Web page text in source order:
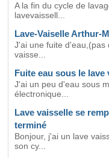
A la fin du cycle de
lavevaissell...
Lave-Vaiselle Arthur-
J'ai une fuite d'eau,(pas
vaisse...
Fuite eau sous le lave
J'ai un peu d'eau sous
électronique...
Lave vaisselle se
terminé
Bonjour, j'ai un lave
son cy...